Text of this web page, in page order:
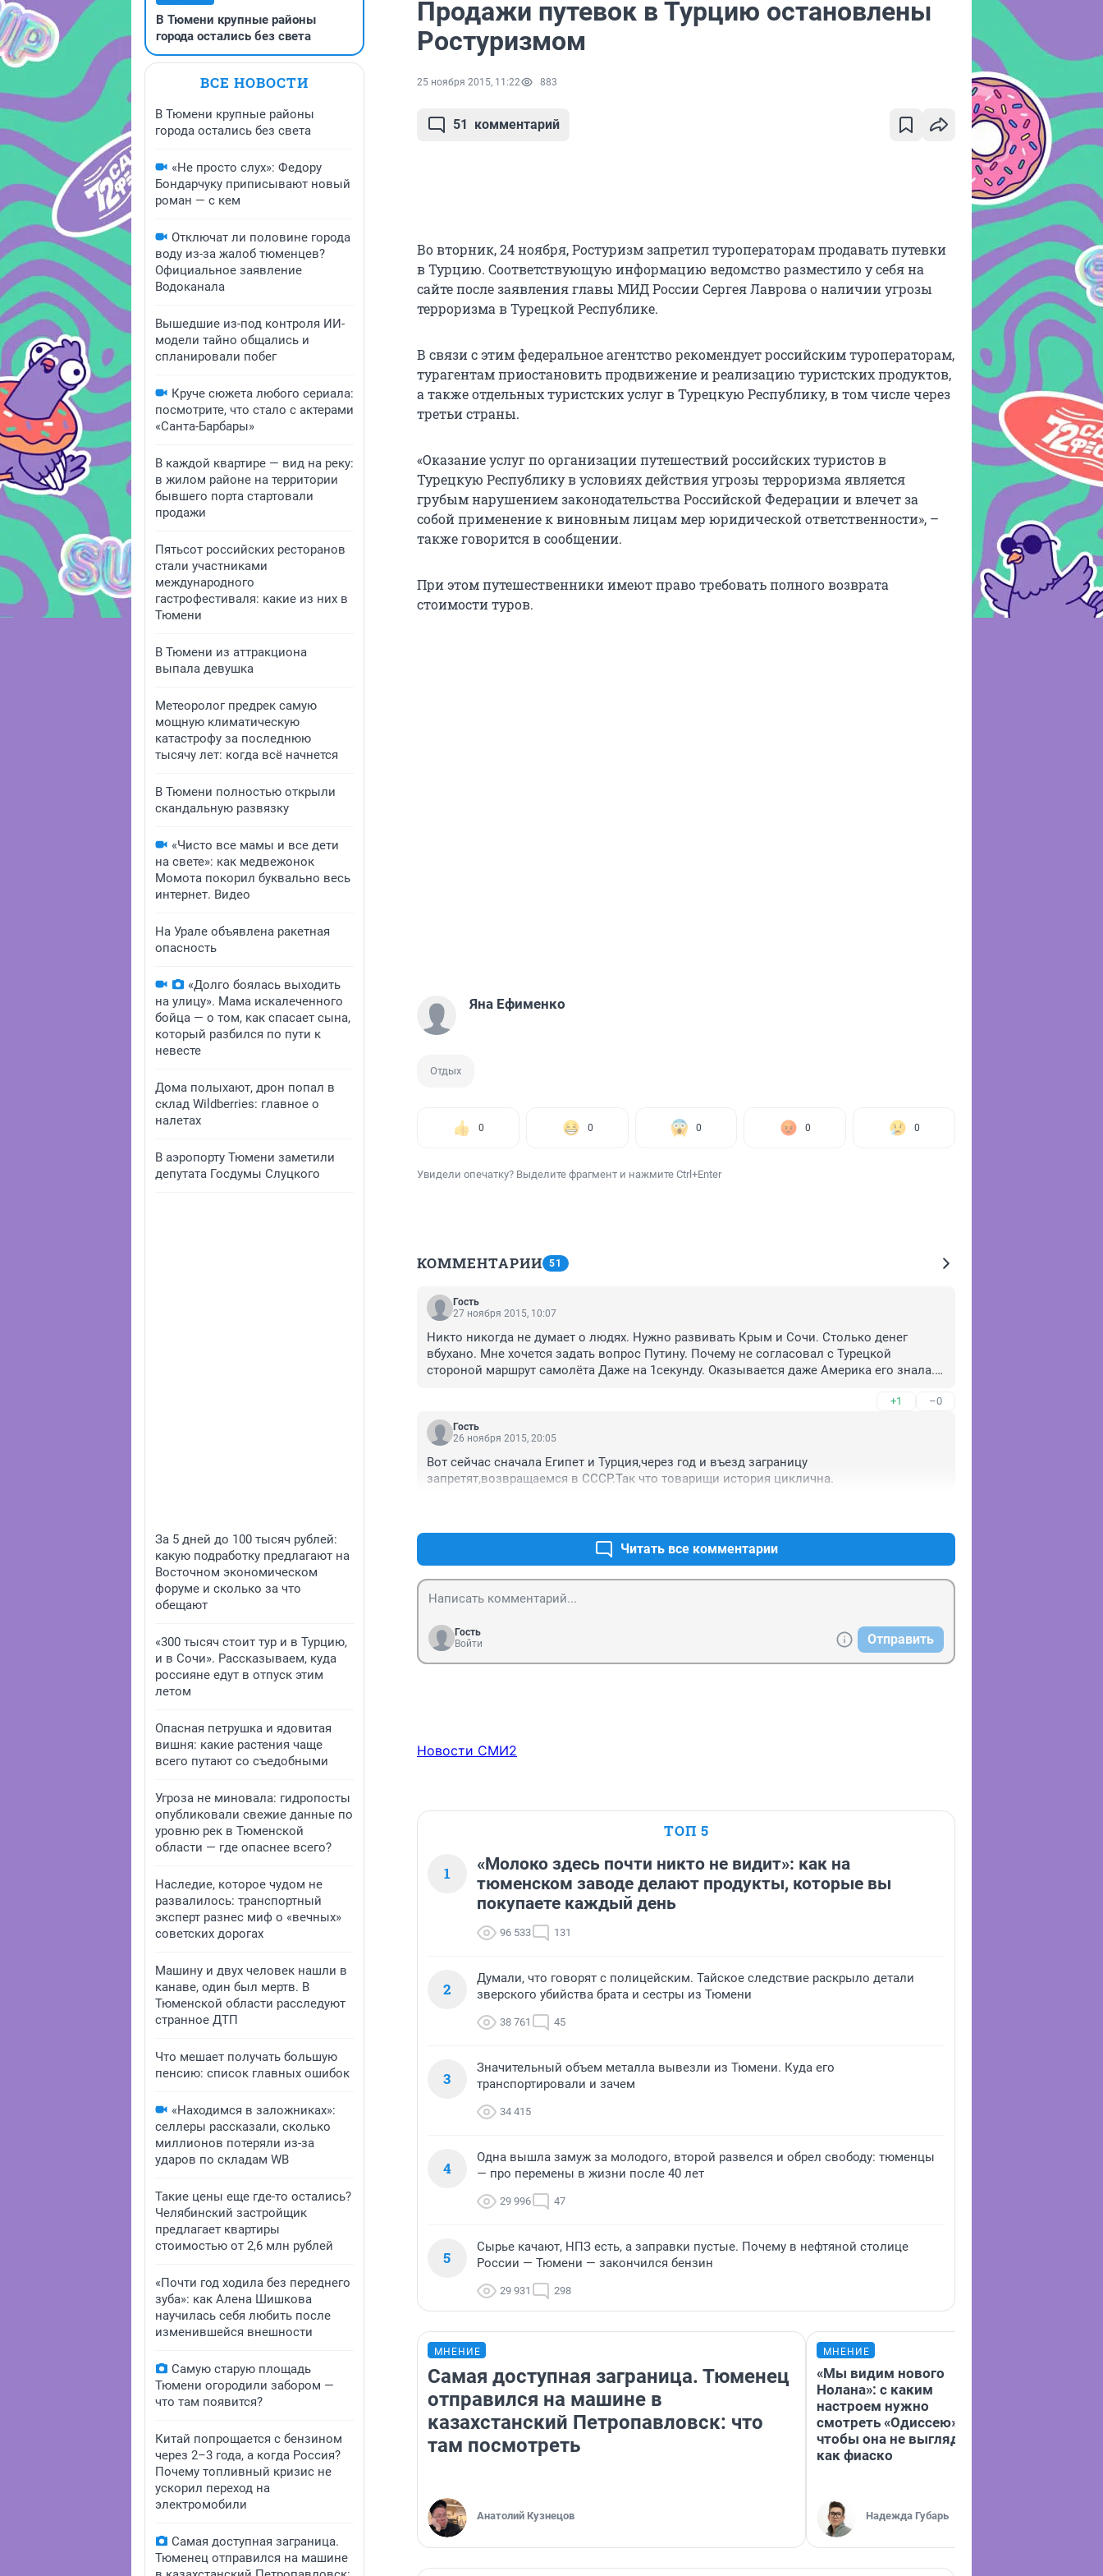
В Тюмени крупные районы
города остались без света
ВСЕ НОВОСТИ
В Тюмени крупные районы
города остались без света
«Не просто слух»: Федору
Бондарчуку приписывают новый
роман — с кем
Отключат ли половине города
воду из-за жалоб тюменцев?
Официальное заявление
Водоканала
Вышедшие из-под контроля ИИ-
модели тайно общались и
спланировали побег
Круче сюжета любого сериала:
посмотрите, что стало с актерами
«Санта-Барбары»
В каждой квартире — вид на реку:
в жилом районе на территории
бывшего порта стартовали
продажи
Пятьсот российских ресторанов
стали участниками
международного
гастрофестиваля: какие из них в
Тюмени
В Тюмени из аттракциона
выпала девушка
Метеоролог предрек самую
мощную климатическую
катастрофу за последнюю
тысячу лет: когда всё начнется
В Тюмени полностью открыли
скандальную развязку
«Чисто все мамы и все дети
на свете»: как медвежонок
Момота покорил буквально весь
интернет. Видео
На Урале объявлена ракетная
опасность
«Долго боялась выходить
на улицу». Мама искалеченного
бойца — о том, как спасает сына,
который разбился по пути к
невесте
Дома полыхают, дрон попал в
склад Wildberries: главное о
налетах
В аэропорту Тюмени заметили
депутата Госдумы Слуцкого
За 5 дней до 100 тысяч рублей:
какую подработку предлагают на
Восточном экономическом
форуме и сколько за что
обещают
«300 тысяч стоит тур и в Турцию,
и в Сочи». Рассказываем, куда
россияне едут в отпуск этим
летом
Опасная петрушка и ядовитая
вишня: какие растения чаще
всего путают со съедобными
Угроза не миновала: гидропосты
опубликовали свежие данные по
уровню рек в Тюменской
области — где опаснее всего?
Наследие, которое чудом не
развалилось: транспортный
эксперт разнес миф о «вечных»
советских дорогах
Машину и двух человек нашли в
канаве, один был мертв. В
Тюменской области расследуют
странное ДТП
Что мешает получать большую
пенсию: список главных ошибок
«Находимся в заложниках»:
селлеры рассказали, сколько
миллионов потеряли из-за
ударов по складам WB
Такие цены еще где-то остались?
Челябинский застройщик
предлагает квартиры
стоимостью от 2,6 млн рублей
«Почти год ходила без переднего
зуба»: как Алена Шишкова
научилась себя любить после
изменившейся внешности
Самую старую площадь
Тюмени огородили забором —
что там появится?
Китай попрощается с бензином
через 2–3 года, а когда Россия?
Почему топливный кризис не
ускорил переход на
электромобили
Самая доступная заграница.
Тюменец отправился на машине
Продажи путевок в Турцию остановлены
Ростуризмом
25 ноября 2015, 11:22 883
51 комментарий
Во вторник, 24 ноября, Ростуризм запретил туроператорам продавать путевки
в Турцию. Соответствующую информацию ведомство разместило у себя на
сайте после заявления главы МИД России Сергея Лаврова о наличии угрозы
терроризма в Турецкой Республике.
В связи с этим федеральное агентство рекомендует российским туроператорам,
турагентам приостановить продвижение и реализацию туристских продуктов,
а также отдельных туристских услуг в Турецкую Республику, в том числе через
третьи страны.
«Оказание услуг по организации путешествий российских туристов в
Турецкую Республику в условиях действия угрозы терроризма является
грубым нарушением законодательства Российской Федерации и влечет за
собой применение к виновным лицам мер юридической ответственности», –
также говорится в сообщении.
При этом путешественники имеют право требовать полного возврата
стоимости туров.
Яна Ефименко
Отдых
0 0 0 0 0
Увидели опечатку? Выделите фрагмент и нажмите Ctrl+Enter
КОММЕНТАРИИ 51
Гость
27 ноября 2015, 10:07
Никто никогда не думает о людях. Нужно развивать Крым и Сочи. Столько денег
вбухано. Мне хочется задать вопрос Путину. Почему не согласовал с Турецкой
стороной маршрут самолёта Даже на 1секунду. Оказывается даже Америка его знала.
+1 –0
Гость
26 ноября 2015, 20:05
Вот сейчас сначала Египет и Турция,через год и въезд заграницу
запретят,возвращаемся в СССР.Так что товарищи история циклична.
Читать все комментарии
Гость
Войти
Отправить
Новости СМИ2
ТОП 5
1
«Молоко здесь почти никто не видит»: как на
тюменском заводе делают продукты, которые вы
покупаете каждый день
96 533 131
2
Думали, что говорят с полицейским. Тайское следствие раскрыло детали
зверского убийства брата и сестры из Тюмени
38 761 45
3
Значительный объем металла вывезли из Тюмени. Куда его
транспортировали и зачем
34 415
4
Одна вышла замуж за молодого, второй развелся и обрел свободу: тюменцы
— про перемены в жизни после 40 лет
29 996 47
5
Сырье качают, НПЗ есть, а заправки пустые. Почему в нефтяной столице
России — Тюмени — закончился бензин
29 931 298
МНЕНИЕ
Самая доступная заграница. Тюменец
отправился на машине в
казахстанский Петропавловск: что
там посмотреть
Анатолий Кузнецов
МНЕНИЕ
«Мы видим нового
Нолана»: с каким
настроем нужно
смотреть «Одиссею»,
чтобы она не выглядела
как фиаско
Надежда Губарь